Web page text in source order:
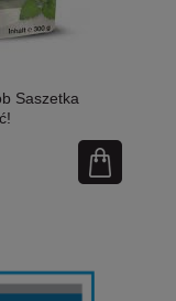
Saszetka